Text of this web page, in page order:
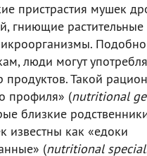
пристрастия мушек
гниющие растительные
Подобно
люди могут
продуктов. Такой
профиля» (nutritional
близкие
известны как «едоки
(nutritional